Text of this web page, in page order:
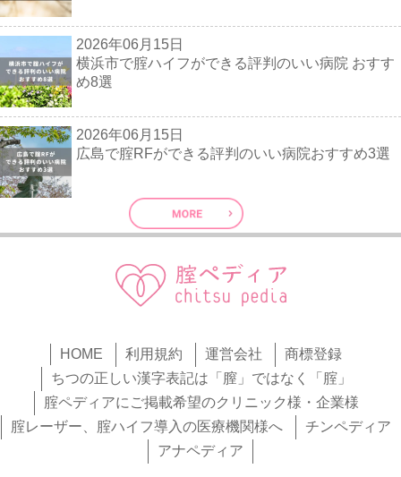
2026年06月15日
横浜市で腟ハイフができる評判のいい病院 おすす
め8選
2026年06月15日
広島で腟RFができる評判のいい病院おすすめ3選
HOME 利用規約 運営会社
商標登録
ちつの正しい漢字表記は「膣」ではなく「腟」
腟ペディアにご掲載希望のクリニック様・企業様
腟レーザー、腟ハイフ導入の医療機関様へ
チンペディア
アナペディア